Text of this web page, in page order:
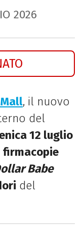
2026
, il nuovo
del
12 luglio
firmacopie
Babe
del